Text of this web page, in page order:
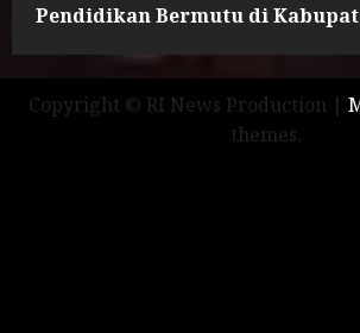
Pendidikan Bermutu di
Copyright © RI News Production |
themes.